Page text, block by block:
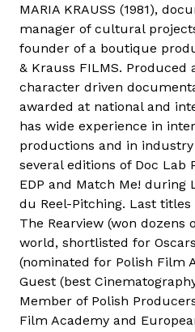
r
a
u
s
s
t
a
r
t
a
l
o
m
m
a
l
k
MARIA KRAUSS (1981),
manager of cultural
founder of a boutique
& Krauss FILMS.
character driven
awarded at national and
has wide experience in
productions and in
several editions of Doc Lab
EDP and Match Me! during
du Reel-Pitching. Last titles
The Rearview (won dozens
world, shortlisted for
(nominated for Polish Film
Guest (best
Member of Polish
Film Academy and